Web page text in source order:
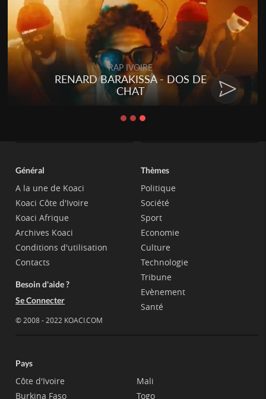
RAP IVOIRE
RENARD BARAKISSA - DOS DE
CHAT
Général
A la une de Koaci
Koaci Côte d'Ivoire
Koaci Afrique
Archives Koaci
Conditions d'utilisation
Contacts
Besoin d'aide ?
Se Connecter
© 2008 - 2022 KOACI.COM
Thèmes
Politique
Société
Sport
Economie
Culture
Technologie
Tribune
Evènement
Santé
Pays
Côte d'Ivoire
Burkina Faso
Mali
Togo